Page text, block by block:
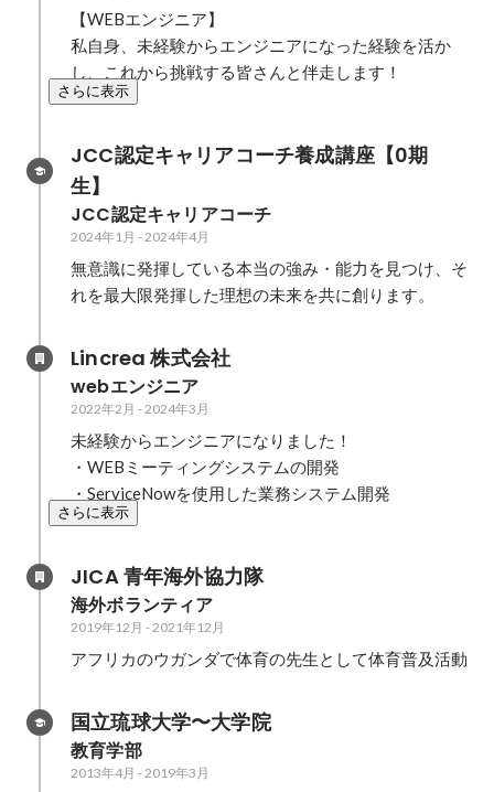
【WEBエンジニア】
私自身、未経験からエンジニアになった経験を活か
し、これから挑戦する皆さんと伴走します！
さらに表示
JCC認定キャリアコーチ養成講座【0期
生】
JCC認定キャリアコーチ
2024年1月 - 2024年4月
無意識に発揮している本当の強み・能力を見つけ、そ
れを最大限発揮した理想の未来を共に創ります。
Lincrea 株式会社
webエンジニア
2022年2月 - 2024年3月
未経験からエンジニアになりました！
・WEBミーティングシステムの開発
・ServiceNowを使用した業務システム開発
さらに表示
JICA 青年海外協力隊
海外ボランティア
2019年12月 - 2021年12月
アフリカのウガンダで体育の先生として体育普及活動
国立琉球大学〜大学院
教育学部
2013年4月 - 2019年3月